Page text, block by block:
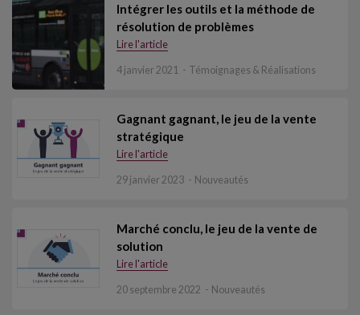
Intégrer les outils et la méthode de
résolution de problèmes
Lire l'article
4 janvier 2021 Témoignages & Réalisations
Gagnant gagnant, le jeu de la vente
stratégique
Lire l'article
29 janvier 2023 Nouveautés
Marché conclu, le jeu de la vente de
solution
Lire l'article
20 septembre 2022 Nouveautés